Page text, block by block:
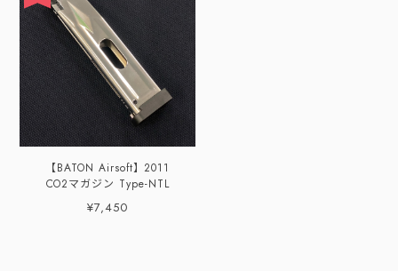
【BATON Airsoft】2011
CO2マガジン Type-NTL
¥7,450